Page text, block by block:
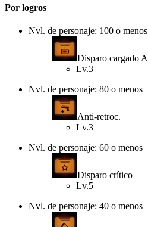
Por logros
Nvl. de personaje: 100 o menos
Disparo cargado A
Lv.3
Nvl. de personaje: 80 o menos
Anti-retroc.
Lv.3
Nvl. de personaje: 60 o menos
Disparo crítico
Lv.5
Nvl. de personaje: 40 o menos